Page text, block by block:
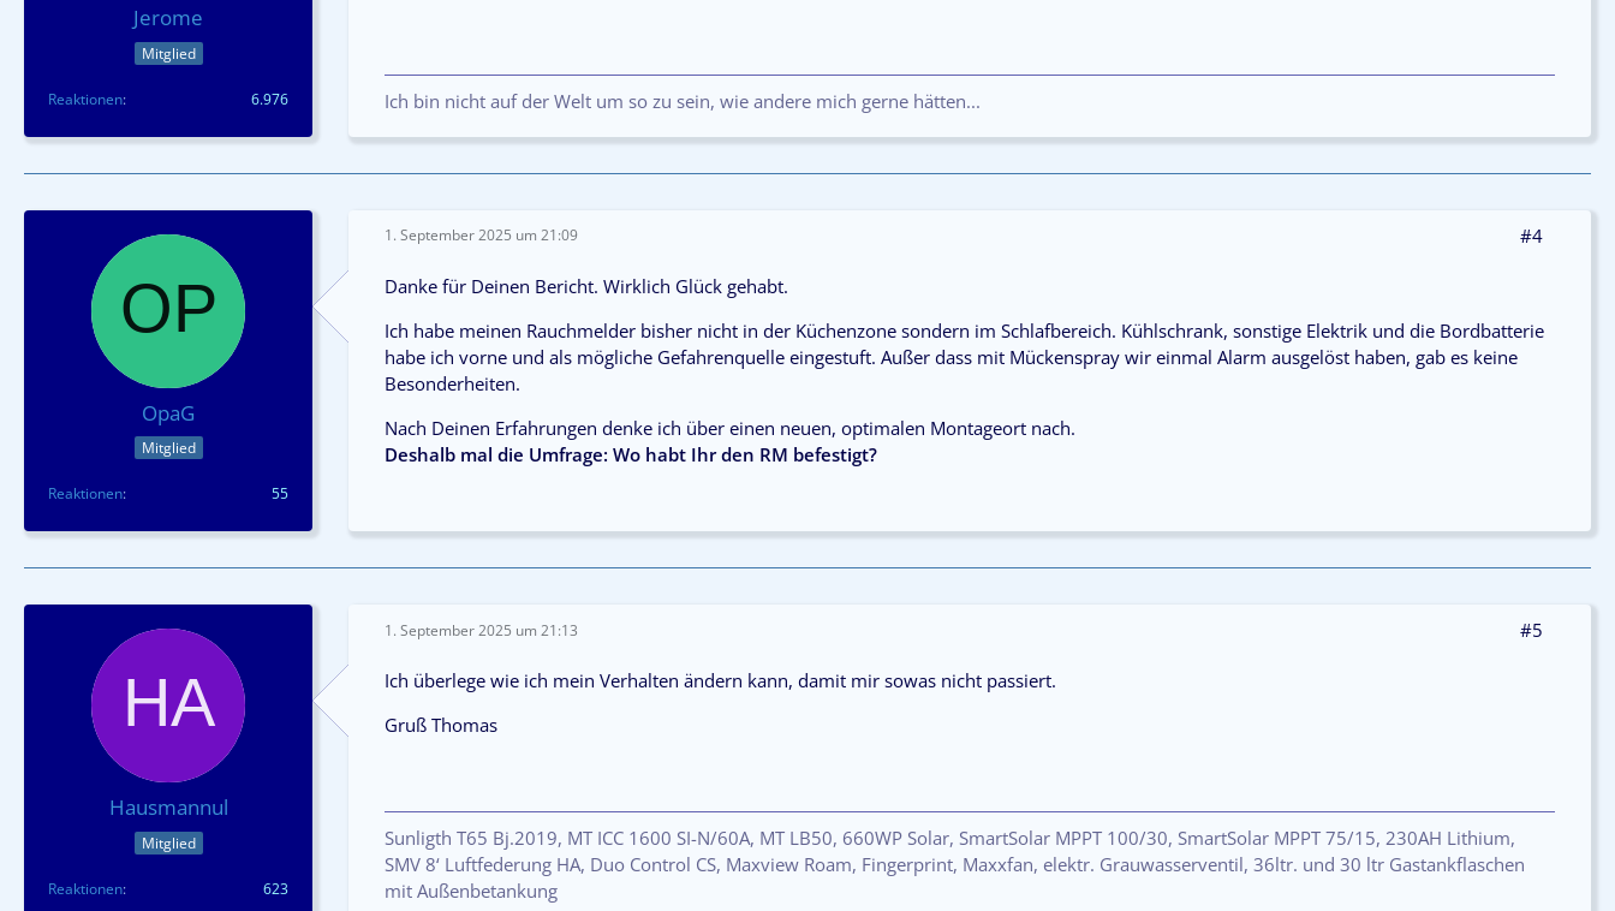
Jerome
Mitglied
Reaktionen 6.976 Ich bin nicht auf der Welt um so zu sein, wie andere mich gerne hätten...
OpaG
Mitglied
Reaktionen 55
1. September 2025 um 21:09 #4
Danke für Deinen Bericht. Wirklich Glück gehabt.
Ich habe meinen Rauchmelder bisher nicht in der Küchenzone sondern im Schlafbereich. Kühlschrank, sonstige Elektrik und die Bordbatterie
habe ich vorne und als mögliche Gefahrenquelle eingestuft. Außer dass mit Mückenspray wir einmal Alarm ausgelöst haben, gab es keine
Besonderheiten.
Nach Deinen Erfahrungen denke ich über einen neuen, optimalen Montageort nach.
Deshalb mal die Umfrage: Wo habt Ihr den RM befestigt?
Hausmannul
Mitglied
Reaktionen 623
1. September 2025 um 21:13 #5
Ich überlege wie ich mein Verhalten ändern kann, damit mir sowas nicht passiert.
Gruß Thomas
Sunligth T65 Bj.2019, MT ICC 1600 SI-N/60A, MT LB50, 660WP Solar, SmartSolar MPPT 100/30, SmartSolar MPPT 75/15, 230AH Lithium,
SMV 8‘ Luftfederung HA, Duo Control CS, Maxview Roam, Fingerprint, Maxxfan, elektr. Grauwasserventil, 36ltr. und 30 ltr Gastankflaschen
mit Außenbetankung